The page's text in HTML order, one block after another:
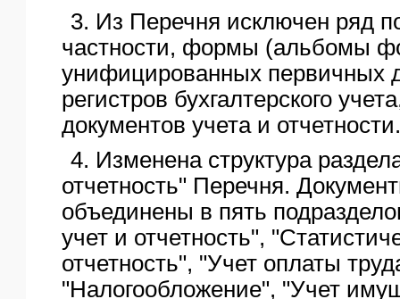
3. Из Перечня исключен ряд
частности, формы (альбомы
унифицированных первичных
регистров бухгалтерского
документов учета и отчетности.
4. Изменена структура
отчетность" Перечня.
объединены в пять
учет и отчетность",
отчетность", "Учет оплаты
"Налогообложение", "Учет